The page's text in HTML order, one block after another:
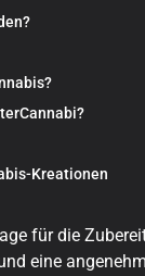
Kreationen
für die
eine